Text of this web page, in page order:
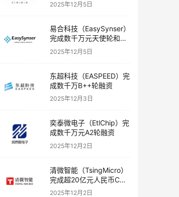
2025年12月5日
易合科技（EasySynser）
完成数千万元天使轮和天
使+轮融资
2025年12月5日
东超科技（EASPEED）完
成数千万B++轮融资
2025年12月3日
奕泰微电子（EtlChip）完
成数千万元A2轮融资
2025年12月2日
清微智能（TsingMicro）
完成超20亿元人民币C轮
融资
2025年12月2日